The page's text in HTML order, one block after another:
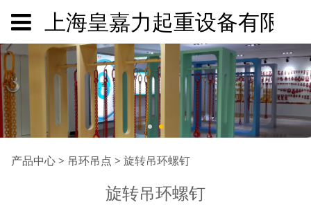
上海皇嘉力起重设备有限公
旋转吊环螺钉
产品中心> 吊环吊点 > 旋转吊环螺钉
旋转吊环螺钉